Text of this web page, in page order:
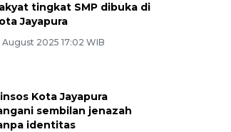
tingkat SMP dibuka di
Jayapura
August 2025 17:02 WIB
Kota Jayapura
sembilan jenazah
identitas